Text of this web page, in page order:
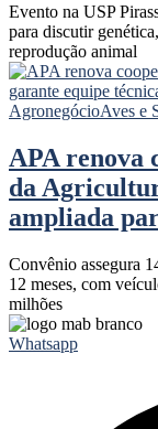
Evento na USP
para discutir
reprodução animal
AgronegócioAves e
APA renova
da
ampliada
Convênio assegura
12 meses, com
milhões
Whatsapp